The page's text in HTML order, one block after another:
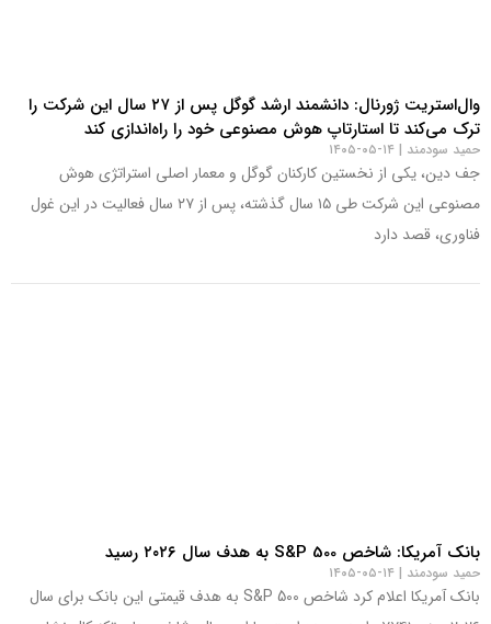
وال‌استریت ژورنال: دانشمند ارشد گوگل پس از ۲۷ سال این شرکت را
ترک می‌کند تا استارتاپ هوش مصنوعی خود را راه‌اندازی کند
حمید سودمند ۱۴-۰۵-۱۴۰۵
جف دین، یکی از نخستین کارکنان گوگل و معمار اصلی استراتژی هوش
مصنوعی این شرکت طی ۱۵ سال گذشته، پس از ۲۷ سال فعالیت در این غول
فناوری، قصد دارد
بانک آمریکا: شاخص S&P 500 به هدف سال ۲۰۲۶ رسید
حمید سودمند ۱۴-۰۵-۱۴۰۵
بانک آمریکا اعلام کرد شاخص S&P 500 به هدف قیمتی این بانک برای سال